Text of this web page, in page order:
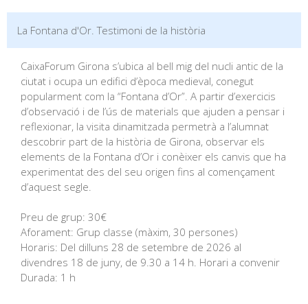
La Fontana d'Or. Testimoni de la història
CaixaForum Girona s’ubica al bell mig del nucli antic de la
ciutat i ocupa un edifici d’època medieval, conegut
popularment com la “Fontana d’Or”. A partir d’exercicis
d’observació i de l’ús de materials que ajuden a pensar i
reflexionar, la visita dinamitzada permetrà a l’alumnat
descobrir part de la història de Girona, observar els
elements de la Fontana d’Or i conèixer els canvis que ha
experimentat des del seu origen fins al començament
d’aquest segle.
Preu de grup: 30€
Aforament: Grup classe (màxim, 30 persones)
Horaris: Del dilluns 28 de setembre de 2026 al
divendres 18 de juny, de 9.30 a 14 h. Horari a convenir
Durada: 1 h